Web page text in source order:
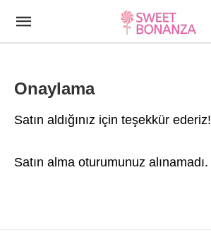
Onaylama
Satın aldığınız için teşekkür ederiz!
Satın alma oturumunuz alınamadı.